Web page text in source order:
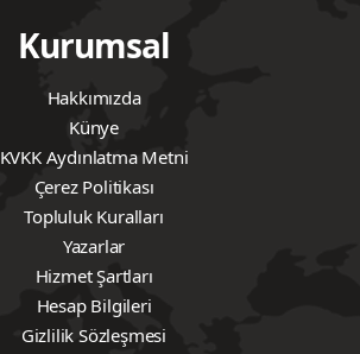
Kurumsal
Hakkımızda
Künye
KVKK Aydınlatma Metni
Çerez Politikası
Topluluk Kuralları
Yazarlar
Hizmet Şartları
Hesap Bilgileri
Gizlilik Sözleşmesi